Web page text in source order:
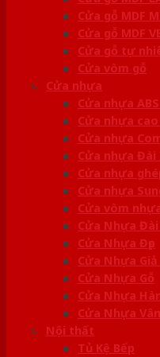
Cửa gỗ MDF
Cửa gỗ MDF
Cửa gỗ tự
Cửa vòm gỗ
Cửa nhựa
Cửa nhựa
Cửa nhựa
Cửa nhựa
Cửa nhựa Đài
Cửa nhựa
Cửa nhựa
Cửa vòm
Cửa Nhựa
Cửa Nhựa Đẹp
Cửa Nhựa Giả
Cửa Nhựa Gỗ
Cửa Nhựa
Cửa Nhựa
Nội thất
Tủ Kệ Bếp